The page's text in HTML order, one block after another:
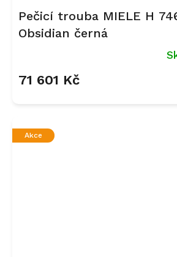
Pečicí trouba MIELE H
Obsidian černá
71 601 Kč
Akce